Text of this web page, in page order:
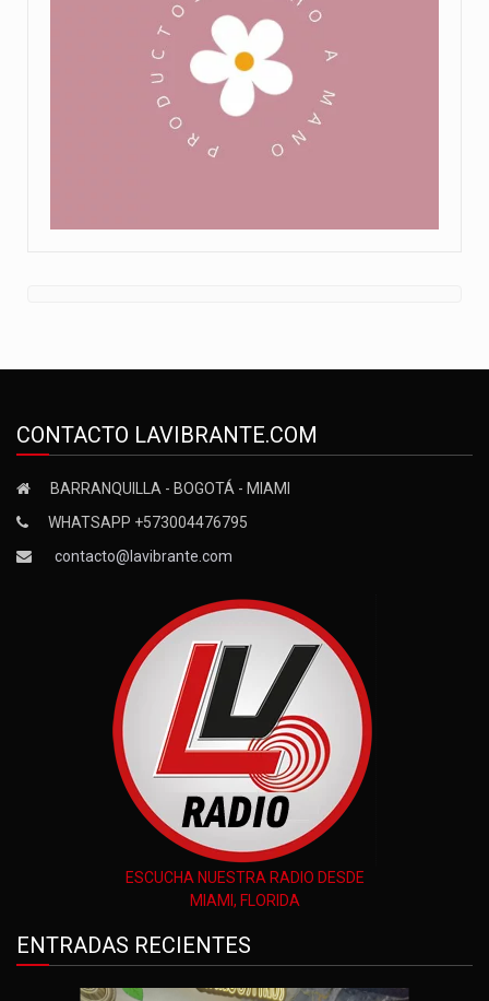
CONTACTO LAVIBRANTE.COM
BARRANQUILLA - BOGOTÁ - MIAMI
WHATSAPP +573004476795
contacto@lavibrante.com
ESCUCHA NUESTRA RADIO DESDE
MIAMI, FLORIDA
ENTRADAS RECIENTES